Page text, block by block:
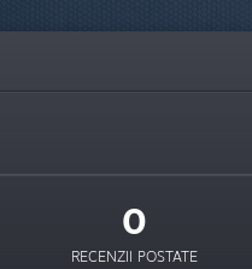
0
RECENZII POSTATE